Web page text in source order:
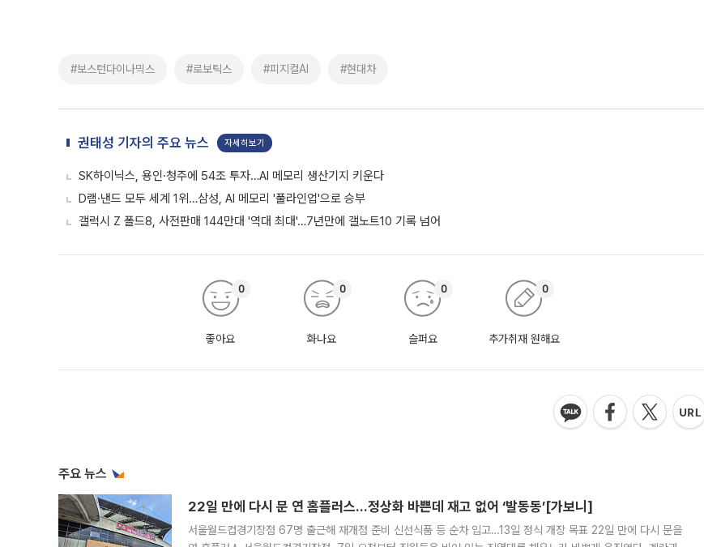
#보스턴다이나믹스 #로보틱스 #피지컬AI #현대차
권태성 기자의 주요 뉴스 자세히보기
SK하이닉스, 용인·청주에 54조 투자…AI 메모리 생산기지 키운다
D램·낸드 모두 세계 1위…삼성, AI 메모리 '풀라인업'으로 승부
갤럭시 Z 폴드8, 사전판매 144만대 '역대 최대'…7년만에 갤노트10 기록 넘어
좋아요
0
화나요
0
슬퍼요
0
추가취재 원해요
0
주요 뉴스
22일 만에 다시 문 연 홈플러스…정상화 바쁜데 재고 없어 ‘발동동’[가보니]
서울월드컵경기장점 67명 출근해 재개점 준비 신선식품 등 순차 입고…13일 정식 개장 목표 22일 만에 다시 문을